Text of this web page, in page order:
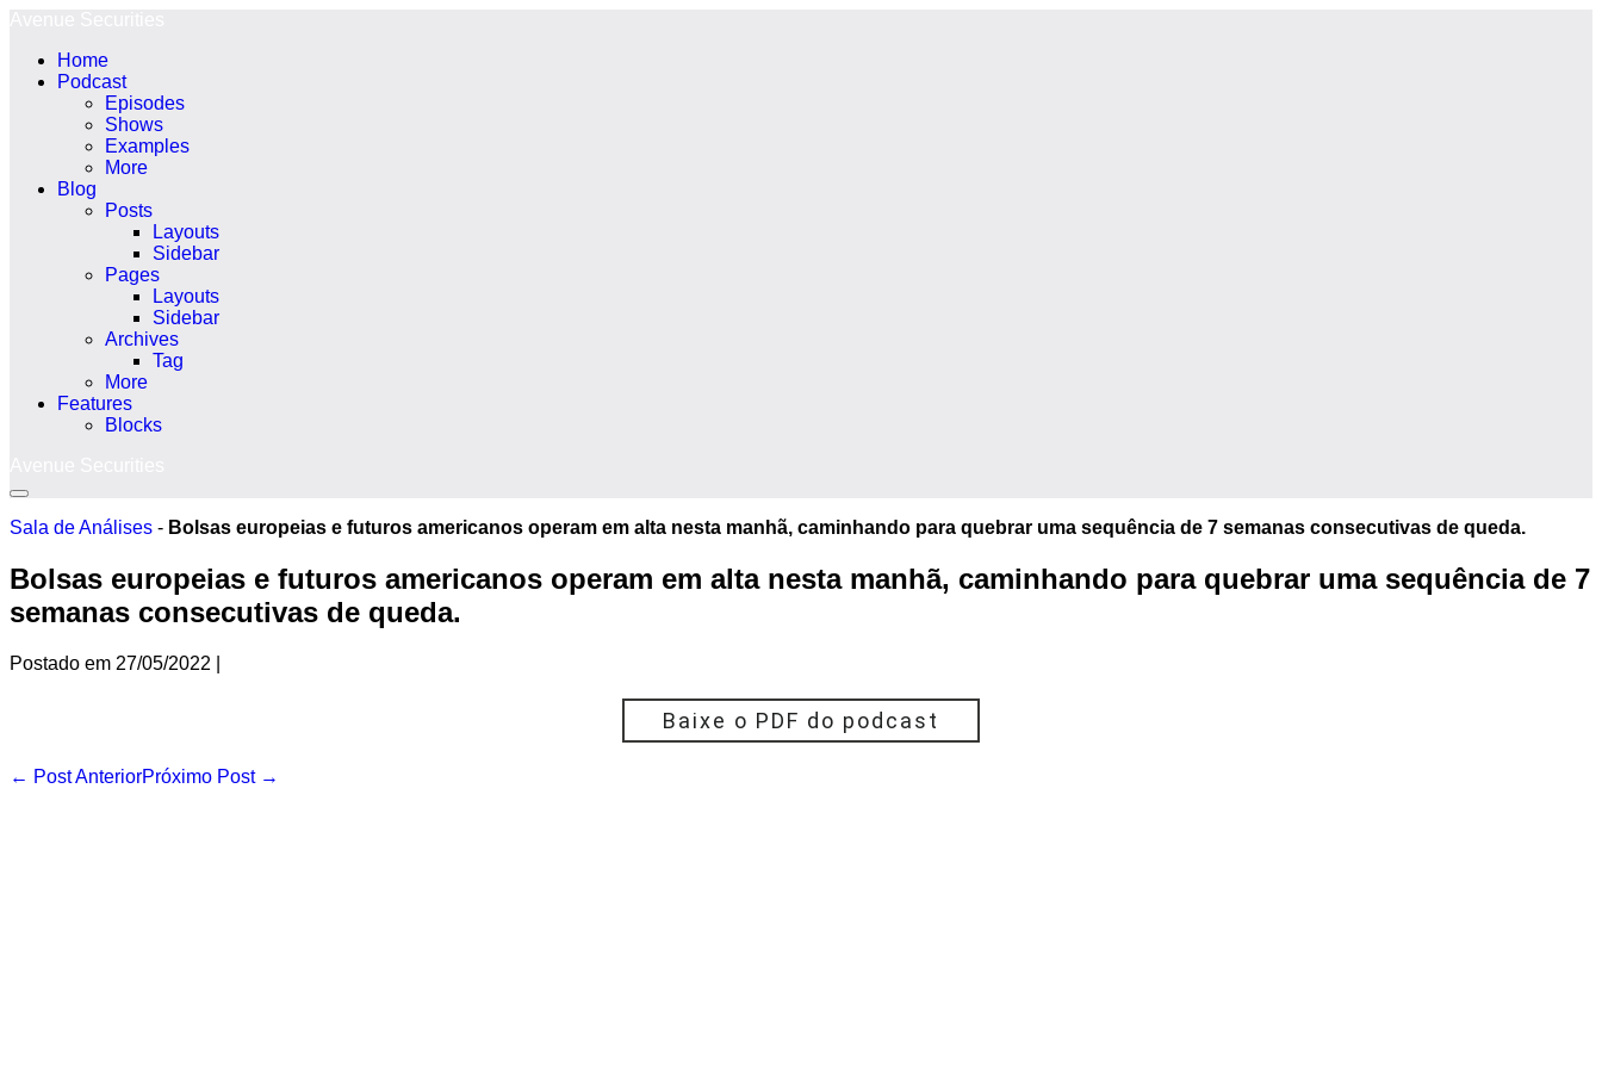
conteúdo
Home
Podcast
Episodes
Shows
Examples
More
Blog
Posts
Layouts
Sidebar
Pages
Layouts
Sidebar
Archives
Tag
More
Features
Blocks
Alternância
menu
Sala de Análises - Bolsas europeias e futuros americanos operam em alta nesta manhã, caminhando para quebrar uma sequência de 7 semanas consecutivas de queda.
Bolsas europeias e futuros americanos operam em alta nesta manhã, caminhando para quebrar uma sequência de 7
semanas consecutivas de queda.
Postado em 27/05/2022
Baixe o PDF do podcast
Navegação
← Post AnteriorPróximo Post →